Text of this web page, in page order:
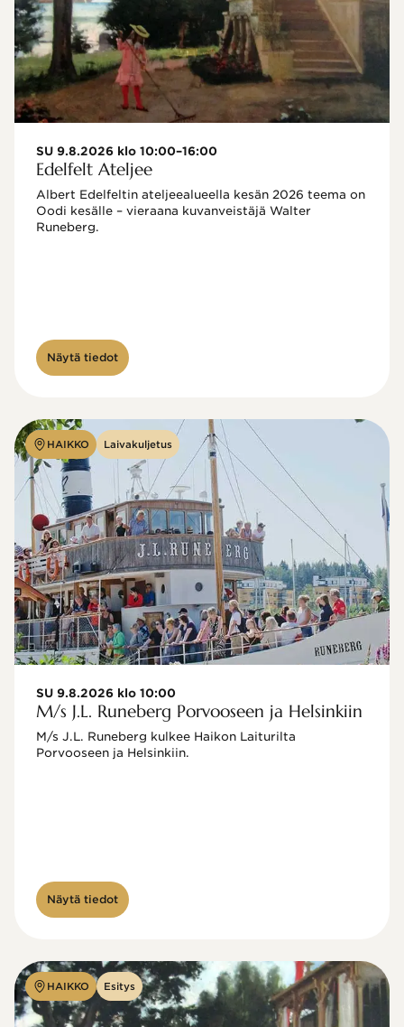
SU 9.8.2026 klo 10:00–16:00
Edelfelt Ateljee
Albert Edelfeltin ateljeealueella kesän 2026 teema on
Oodi kesälle – vieraana kuvanveistäjä Walter
Näytä tiedot
HAIKKO Laivakuljetus
SU 9.8.2026 klo 10:00
M/s J.L. Runeberg Porvooseen ja Helsinkiin
M/s J.L. Runeberg kulkee Haikon Laiturilta
Porvooseen ja Helsinkiin.
Näytä tiedot
HAIKKO Esitys